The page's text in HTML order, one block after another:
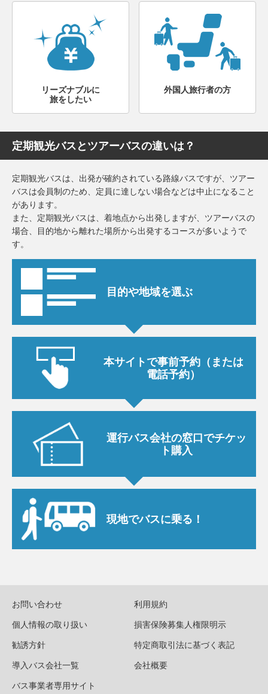
リーズナブルに
旅をしたい
外国人旅行者の方
定期観光バスとツアーバスの違いは？
定期観光バスは、出発が確約されている路線バスですが、ツアー
バスは会員制のため、定員に達しない場合などは中止になること
があります。
また、定期観光バスは、着地点から出発しますが、ツアーバスの
場合、目的地から離れた場所から出発するコースが多いようで
す。
目的や地域を選ぶ
本サイトで事前予約 （または
電話予約）
運行バス会社の窓口でチケッ
ト購入
現地でバスに乗る！
お問い合わせ
利用規約
個人情報の取り扱い
損害保険募集人権限明示
勧誘方針
特定商取引法に基づく表記
導入バス会社一覧
会社概要
バス事業者専用サイト